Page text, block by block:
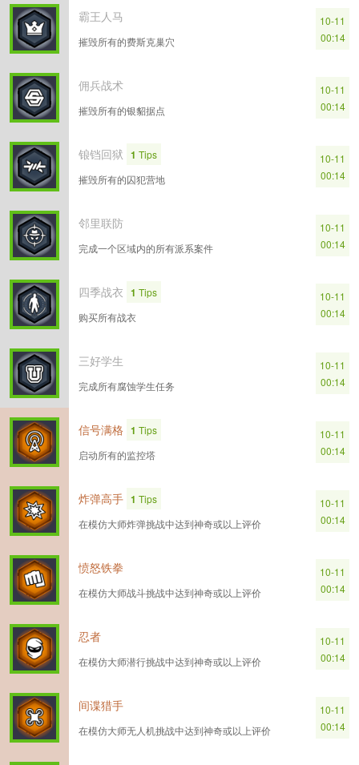
霸王人马
摧毁所有的费斯克巢穴
10-11
00:14
佣兵战术
摧毁所有的银貂据点
10-11
00:14
锒铛回狱 1 Tips
摧毁所有的囚犯营地
10-11
00:14
邻里联防
完成一个区域内的所有派系案件
10-11
00:14
四季战衣 1 Tips
购买所有战衣
10-11
00:14
三好学生
完成所有腐蚀学生任务
10-11
00:14
信号满格 1 Tips
启动所有的监控塔
10-11
00:14
炸弹高手 1 Tips
在模仿大师炸弹挑战中达到神奇或以上评价
10-11
00:14
愤怒铁拳
在模仿大师战斗挑战中达到神奇或以上评价
10-11
00:14
忍者
在模仿大师潜行挑战中达到神奇或以上评价
10-11
00:14
间谍猎手
在模仿大师无人机挑战中达到神奇或以上评价
10-11
00:14